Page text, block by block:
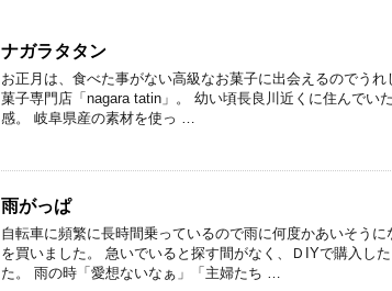
ナガラタタン
お正月は、食べた事がない高級なお菓子に出会えるのでう
菓子専門店「nagara tatin」。 幼い頃長良川近くに住んでい
感。 岐阜県産の素材を使っ …
雨がっぱ
自転車に頻繁に長時間乗っているので雨に何度かあいそう
を買いました。 急いでいると探す間がなく、ＤIYで購入し
た。 雨の時「愛想ないなぁ」「主婦たち …